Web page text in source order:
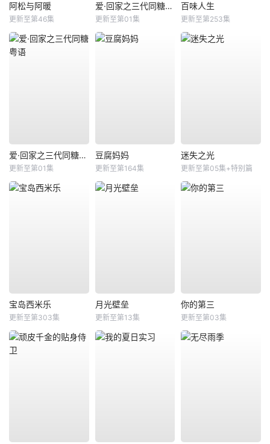
阿松与阿暖
更新至第46集
爱·回家之三代同糖国语
更新至第01集
百味人生
更新至第253集
爱·回家之三代同糖粤语
更新至第01集
豆腐妈妈
更新至第164集
迷失之光
更新至第05集+特别篇
宝岛西米乐
更新至第303集
月光壁垒
更新至第13集
你的第三
更新至第03集